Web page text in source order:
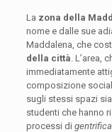
La zona della
nome e dalle sue
Maddalena, che
della città . L’area,
immediatamente
composizione
sugli stessi spazi
studenti che hanno
processi di